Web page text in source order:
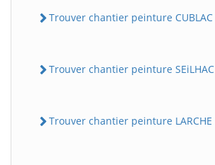
Trouver chantier peinture CUBLAC
Trouver chantier peinture SEiLHAC
Trouver chantier peinture LARCHE